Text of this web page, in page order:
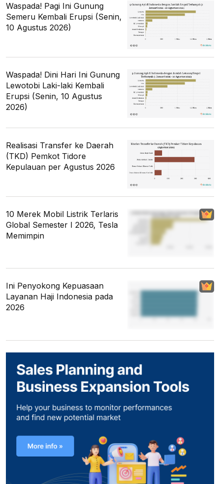
Waspada! Pagi Ini Gunung
Semeru Kembali Erupsi (Senin,
10 Agustus 2026)
Waspada! Dini Hari Ini Gunung
Lewotobi Laki-laki Kembali
Erupsi (Senin, 10 Agustus
2026)
Realisasi Transfer ke Daerah
(TKD) Pemkot Tidore
Kepulauan per Agustus 2026
10 Merek Mobil Listrik Terlaris
Global Semester I 2026, Tesla
Memimpin
Ini Penyokong Kepuasaan
Layanan Haji Indonesia pada
2026